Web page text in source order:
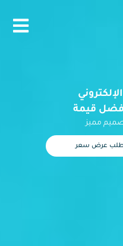
قيمة
مميز
عرض سعر